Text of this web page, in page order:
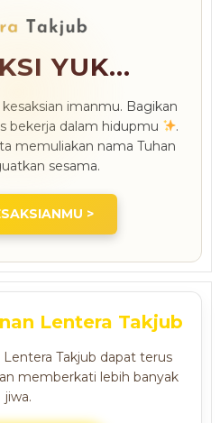
YUK...
imanmu. Bagikan
bekerja dalam hidupmu
.
memuliakan nama Tuhan
sesama.
>
Lentera Takjub
Takjub dapat terus
memberkati lebih banyak
jiwa.